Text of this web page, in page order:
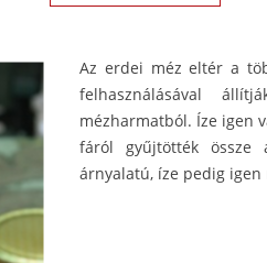
Az erdei méz eltér a
felhasználásával
mézharmatból. Íze igen
fáról gyűjtötték össze
árnyalatú, íze pedig igen